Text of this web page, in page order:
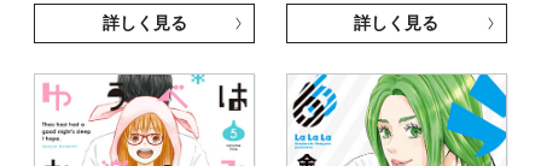
詳しく見る 詳しく見る